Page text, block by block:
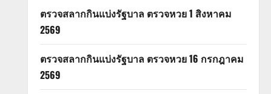
ตรวจสลากกินแบ่งรัฐบาล ตรวจหวย 1 สิงหาคม
2569
ตรวจสลากกินแบ่งรัฐบาล ตรวจหวย 16 กรกฎาคม
2569